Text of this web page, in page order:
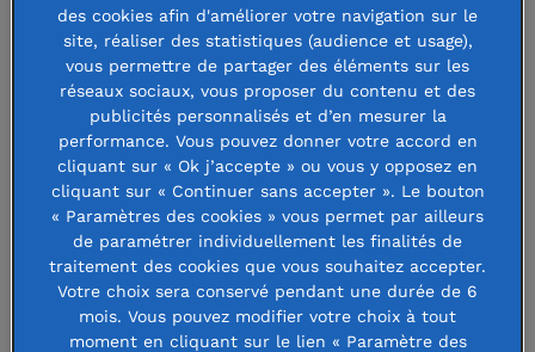
renforcer le pouvoir d’agir des enfants et des
jeunes, en les accompagnant dans la découverte
et la compréhension du monde, en développant
leur esprit critique, et en encourageant leur
engagement dans des projets individuels et
collectifs.
Les actions soutenues par le collectif concernent
l’ensemble des classes d’âge, de la petite enfance à
l’entrée dans l’âge adulte, mais aussi tous les
des cookies afin d'améliorer votre navigation sur le
site, réaliser des statistiques (audience et usage),
vous permettre de partager des éléments sur les
réseaux sociaux, vous proposer du contenu et des
publicités personnalisés et d’en mesurer la
performance. Vous pouvez donner votre accord en
cliquant sur « Ok j’accepte » ou vous y opposez en
cliquant sur « Continuer sans accepter ». Le bouton
« Paramètres des cookies » vous permet par ailleurs
de paramétrer individuellement les finalités de
traitement des cookies que vous souhaitez accepter.
Votre choix sera conservé pendant une durée de 6
mois. Vous pouvez modifier votre choix à tout
moment en cliquant sur le lien « Paramètre des